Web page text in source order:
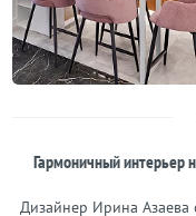
Гармоничный интерьер
Дизайнер Ирина Азаева